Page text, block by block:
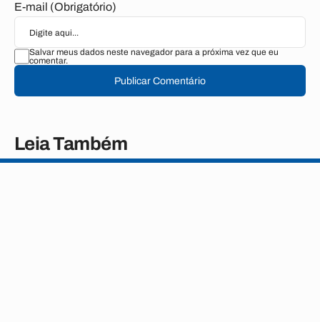
E-mail (Obrigatório)
Salvar meus dados neste navegador para a próxima vez que eu
comentar.
Publicar Comentário
Leia Também